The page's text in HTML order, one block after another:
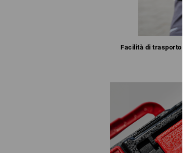
Facilità di trasporto di